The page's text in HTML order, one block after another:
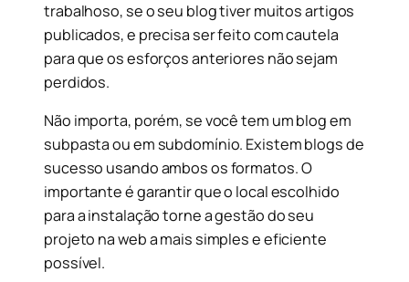
trabalhoso, se o seu blog tiver muitos artigos
publicados, e precisa ser feito com cautela
para que os esforços anteriores não sejam
perdidos.
Não importa, porém, se você tem um blog em
subpasta ou em subdomínio. Existem blogs de
sucesso usando ambos os formatos. O
importante é garantir que o local escolhido
para a instalação torne a gestão do seu
projeto na web a mais simples e eficiente
possível.